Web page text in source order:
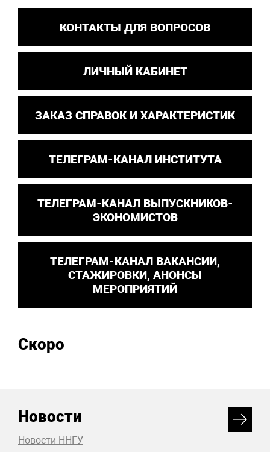
КОНТАКТЫ ДЛЯ ВОПРОСОВ
ЛИЧНЫЙ КАБИНЕТ
ЗАКАЗ СПРАВОК И ХАРАКТЕРИСТИК
ТЕЛЕГРАМ-КАНАЛ ИНСТИТУТА
ТЕЛЕГРАМ-КАНАЛ ВЫПУСКНИКОВ-
ЭКОНОМИСТОВ
ТЕЛЕГРАМ-КАНАЛ ВАКАНСИИ,
СТАЖИРОВКИ, АНОНСЫ
МЕРОПРИЯТИЙ
Скоро
Новости
Новости ННГУ